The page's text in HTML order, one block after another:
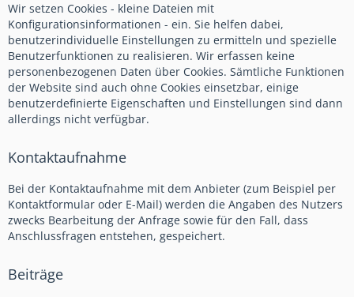
Wir setzen Cookies - kleine Dateien mit
Konfigurationsinformationen - ein. Sie helfen dabei,
benutzerindividuelle Einstellungen zu ermitteln und spezielle
Benutzerfunktionen zu realisieren. Wir erfassen keine
personenbezogenen Daten über Cookies. Sämtliche Funktionen
der Website sind auch ohne Cookies einsetzbar, einige
benutzerdefinierte Eigenschaften und Einstellungen sind dann
allerdings nicht verfügbar.
Kontaktaufnahme
Bei der Kontaktaufnahme mit dem Anbieter (zum Beispiel per
Kontaktformular oder E-Mail) werden die Angaben des Nutzers
zwecks Bearbeitung der Anfrage sowie für den Fall, dass
Anschlussfragen entstehen, gespeichert.
Beiträge